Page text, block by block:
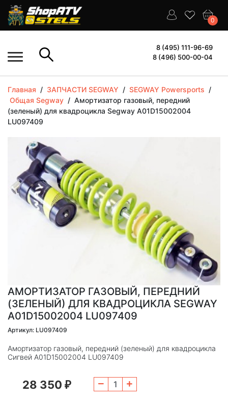
0
8 (495) 111-96-69
8 (496) 500-00-04
Главная / ЗАПЧАСТИ SEGWAY / SEGWAY Powersports /
Общая Segway / Амортизатор газовый, передний
(зеленый) для квадроцикла Segway A01D15002004
LU097409
АМОРТИЗАТОР ГАЗОВЫЙ, ПЕРЕДНИЙ
(ЗЕЛЕНЫЙ) ДЛЯ КВАДРОЦИКЛА SEGWAY
A01D15002004 LU097409
Артикул: LU097409
Амортизатор газовый, передний (зеленый) для квадроцикла
Сигвей A01D15002004 LU097409
28 350 ₽